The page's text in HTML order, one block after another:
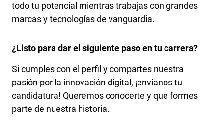
todo tu potencial mientras trabajas con grandes
marcas y tecnologías de vanguardia.
¿Listo para dar el siguiente paso en tu carrera?
Si cumples con el perfil y compartes nuestra
pasión por la innovación digital, ¡envíanos tu
candidatura! Queremos conocerte y que formes
parte de nuestra historia.